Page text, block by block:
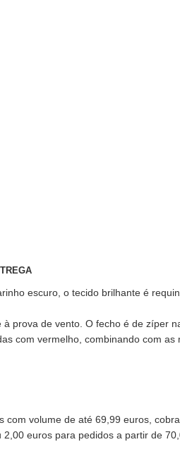
escuro, o tecido brilhante é
prova de vento. O fecho é de zíper
com vermelho, combinando com
volume de até 69,99 euros,
euros para pedidos a partir de